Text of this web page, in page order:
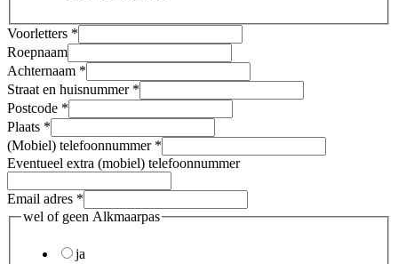
Voorletters *
Roepnaam
Achternaam *
Straat en huisnummer *
Postcode *
Plaats *
(Mobiel) telefoonnummer *
Eventueel extra (mobiel) telefoonnummer
Email adres *
wel of geen Alkmaarpas
ja